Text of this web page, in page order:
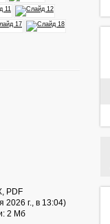
, PDF
г., в 13:04)
2 Мб